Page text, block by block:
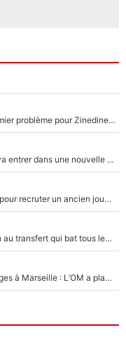
Michael Olise : Pierre Ménès annonce un premier problème pour Zinedine Zidane en équipe de France
F1 - Alpine signe un accord «impensable» et va entrer dans une nouvelle dimension : Grande nouvelle pour Pierre Gasly !
«C’est un très bon choix» : L'OM fait une offre pour recruter un ancien joueur du PSG... et c'est validé dans l'After Foot !
140M€ pour Yan Diomandé : Le PSG a dit non au transfert qui bat tous les records sur le mercato
La crise financière continue de faire des ravages à Marseille : L’OM a placé 12 joueurs sur le marché des transferts… et ça pourrait lui rapporter près de 100M€ !